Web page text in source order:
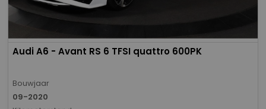
Audi A6 - Avant RS 6 TFSI quattro 600PK
Bouwjaar
09-2020